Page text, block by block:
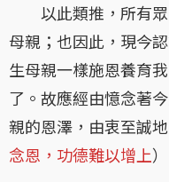
以此類推，所有眾
母親；也因此，現今
生母親一樣施恩養育
了。故應經由憶念著
親的恩澤，由衷至誠
念恩，功德難以增上）